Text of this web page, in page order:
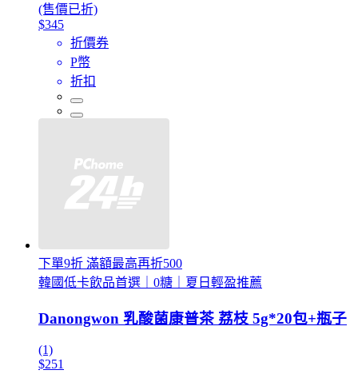
(售價已折)
$345
折價券
P幣
折扣
下單9折 滿額最高再折500
韓國低卡飲品首選｜0糖｜夏日輕盈推薦
Danongwon 乳酸菌康普茶 荔枝 5g*20包+瓶子
(1)
$251